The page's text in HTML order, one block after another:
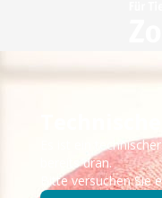
Es ist ein
bereits dran.
Bitte versuchen Sie